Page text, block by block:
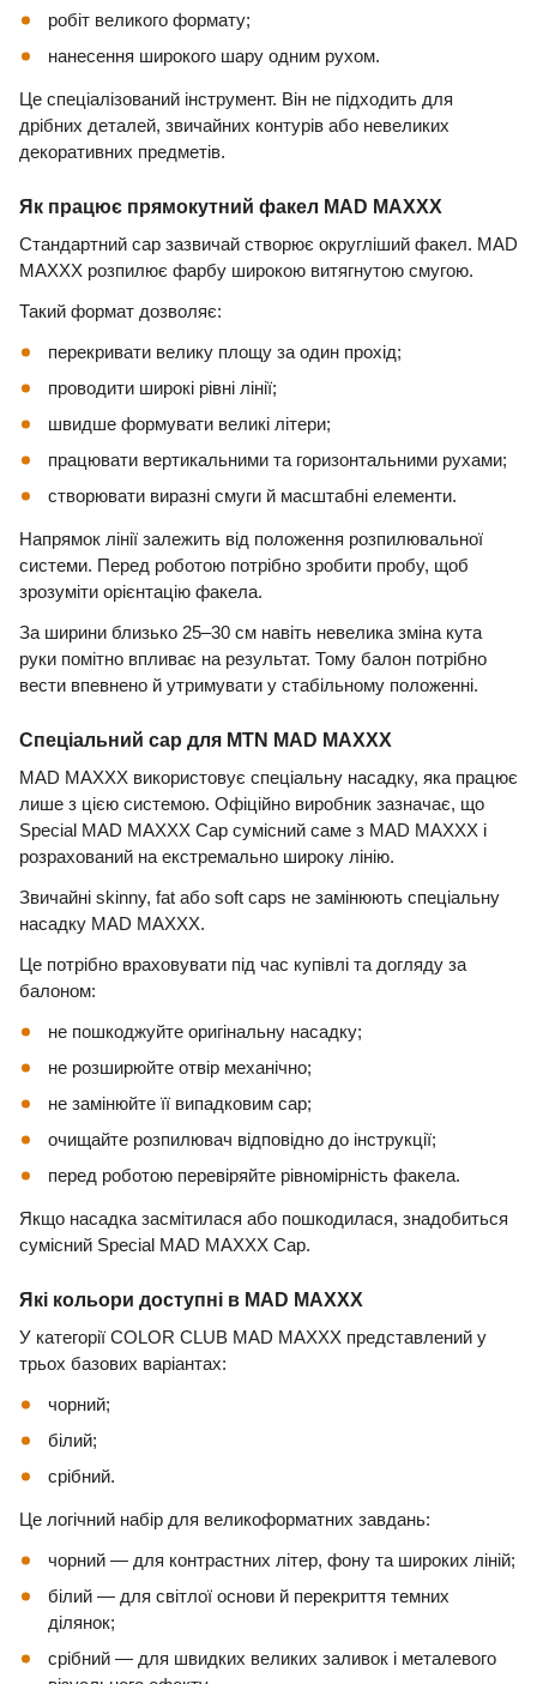
робіт великого формату;
нанесення широкого шару одним рухом.
Це спеціалізований інструмент. Він не підходить для
дрібних деталей, звичайних контурів або невеликих
декоративних предметів.
Як працює прямокутний факел MAD MAXXX
Стандартний cap зазвичай створює округліший факел. MAD
MAXXX розпилює фарбу широкою витягнутою смугою.
Такий формат дозволяє:
перекривати велику площу за один прохід;
проводити широкі рівні лінії;
швидше формувати великі літери;
працювати вертикальними та горизонтальними рухами;
створювати виразні смуги й масштабні елементи.
Напрямок лінії залежить від положення розпилювальної
системи. Перед роботою потрібно зробити пробу, щоб
зрозуміти орієнтацію факела.
За ширини близько 25–30 см навіть невелика зміна кута
руки помітно впливає на результат. Тому балон потрібно
вести впевнено й утримувати у стабільному положенні.
Спеціальний cap для MTN MAD MAXXX
MAD MAXXX використовує спеціальну насадку, яка працює
лише з цією системою. Офіційно виробник зазначає, що
Special MAD MAXXX Cap сумісний саме з MAD MAXXX і
розрахований на екстремально широку лінію.
Звичайні skinny, fat або soft caps не замінюють спеціальну
насадку MAD MAXXX.
Це потрібно враховувати під час купівлі та догляду за
балоном:
не пошкоджуйте оригінальну насадку;
не розширюйте отвір механічно;
не замінюйте її випадковим cap;
очищайте розпилювач відповідно до інструкції;
перед роботою перевіряйте рівномірність факела.
Якщо насадка засмітилася або пошкодилася, знадобиться
сумісний Special MAD MAXXX Cap.
Які кольори доступні в MAD MAXXX
У категорії COLOR CLUB MAD MAXXX представлений у
трьох базових варіантах:
чорний;
білий;
срібний.
Це логічний набір для великоформатних завдань:
чорний — для контрастних літер, фону та широких ліній;
білий — для світлої основи й перекриття темних
ділянок;
срібний — для швидких великих заливок і металевого